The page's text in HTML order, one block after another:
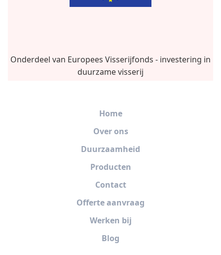
Onderdeel van Europees Visserijfonds - investering in
duurzame visserij
Home
Over ons
Duurzaamheid
Producten
Contact
Offerte aanvraag
Werken bij
Blog